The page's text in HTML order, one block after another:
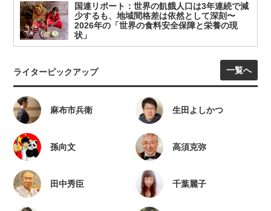
国連リポート：世界の飢餓人口は3年連続で減
少するも、地域間格差は依然として深刻〜
2026年の「世界の食料安全保障と栄養の現
状」
ライターピックアップ 一覧へ
麻布市兵衛 生田よしかつ
孫向文 高須克弥
田中秀臣 千葉麗子